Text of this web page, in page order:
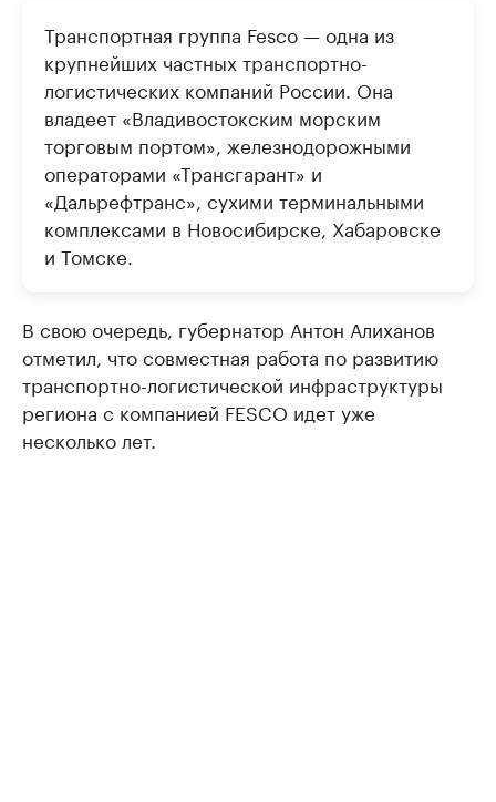
Транспортная группа Fesco — одна из
крупнейших частных транспортно-
логистических компаний России. Она
владеет «Владивостокским морским
торговым портом», железнодорожными
операторами «Трансгарант» и
«Дальрефтранс», сухими терминальными
комплексами в Новосибирске, Хабаровске
и Томске.
В свою очередь, губернатор Антон Алиханов
отметил, что совместная работа по развитию
транспортно-логистической инфраструктуры
региона с компанией FESCO идет уже
несколько лет.